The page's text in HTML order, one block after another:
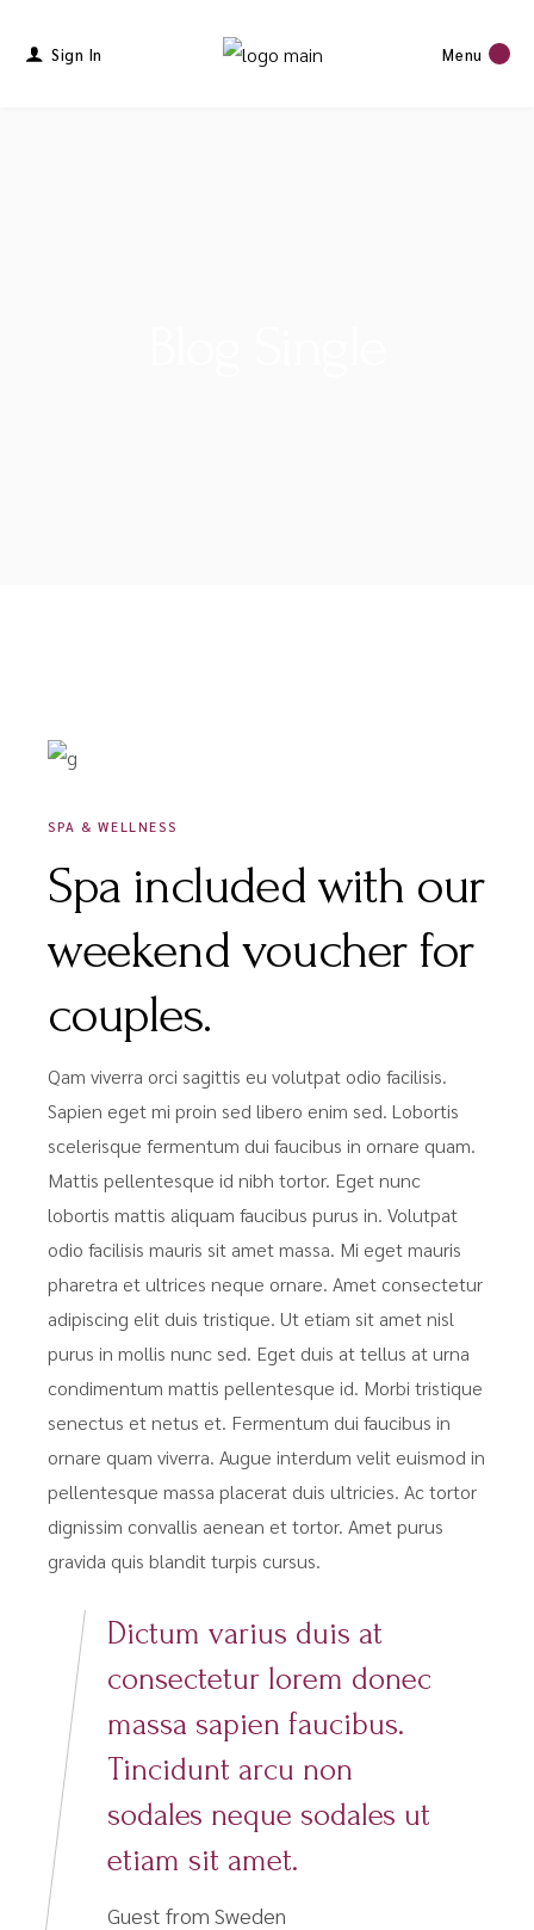
Sign In Menu
SPA & WELLNESS
Spa included with our
weekend voucher for
couples.
Qam viverra orci sagittis eu volutpat odio facilisis.
Sapien eget mi proin sed libero enim sed. Lobortis
scelerisque fermentum dui faucibus in ornare quam.
Mattis pellentesque id nibh tortor. Eget nunc
lobortis mattis aliquam faucibus purus in. Volutpat
odio facilisis mauris sit amet massa. Mi eget mauris
pharetra et ultrices neque ornare. Amet consectetur
adipiscing elit duis tristique. Ut etiam sit amet nisl
purus in mollis nunc sed. Eget duis at tellus at urna
condimentum mattis pellentesque id. Morbi tristique
senectus et netus et. Fermentum dui faucibus in
ornare quam viverra. Augue interdum velit euismod in
pellentesque massa placerat duis ultricies. Ac tortor
dignissim convallis aenean et tortor. Amet purus
gravida quis blandit turpis cursus.
Dictum varius duis at
consectetur lorem donec
massa sapien faucibus.
Tincidunt arcu non
sodales neque sodales ut
etiam sit amet.
Guest from Sweden